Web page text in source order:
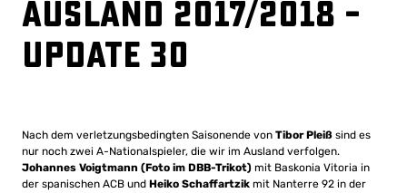
Ausland 2017/2018 –
Update 30
Nach dem verletzungsbedingten Saisonende von Tibor Pleiß sind es
nur noch zwei A-Nationalspieler, die wir im Ausland verfolgen.
Johannes Voigtmann (Foto im DBB-Trikot) mit Baskonia Vitoria in
der spanischen ACB und Heiko Schaffartzik mit Nanterre 92 in der